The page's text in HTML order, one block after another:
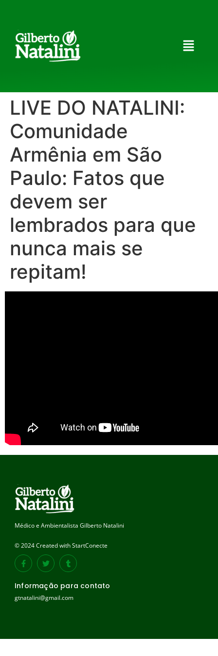
LIVE DO NATALINI:
Comunidade
Armênia em São
Paulo: Fatos que
devem ser
lembrados para que
nunca mais se
repitam!
Médico e Ambientalista Gilberto Natalini
© 2024 Created with StartConecte
Informação para contato
gtnatalini@gmail.com